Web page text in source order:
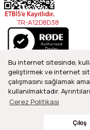
Bu internet sitesinde,
geliştirmek ve internet
çalışmasını sağlamak
kullanılmaktadır.
Çerez Politikası
Çıkış
TR-A12D8D38
2021© Refleks